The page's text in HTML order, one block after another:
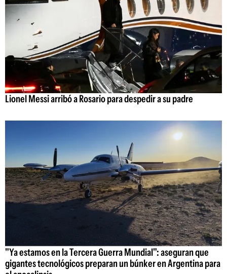
Lionel Messi arribó a Rosario para despedir a su padre
"Ya estamos en la Tercera Guerra Mundial": aseguran que
gigantes tecnológicos preparan un búnker en Argentina para